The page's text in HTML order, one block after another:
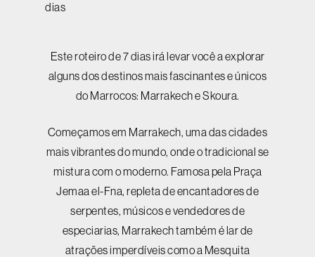
dias
Este roteiro de 7 dias irá levar você a explorar
alguns dos destinos mais fascinantes e únicos
do Marrocos: Marrakech e Skoura.
Começamos em Marrakech, uma das cidades
mais vibrantes do mundo, onde o tradicional se
mistura com o moderno. Famosa pela Praça
Jemaa el-Fna, repleta de encantadores de
serpentes, músicos e vendedores de
especiarias, Marrakech também é lar de
atrações imperdíveis como a Mesquita